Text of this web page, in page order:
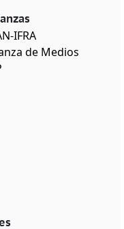
IFRA
de Medios